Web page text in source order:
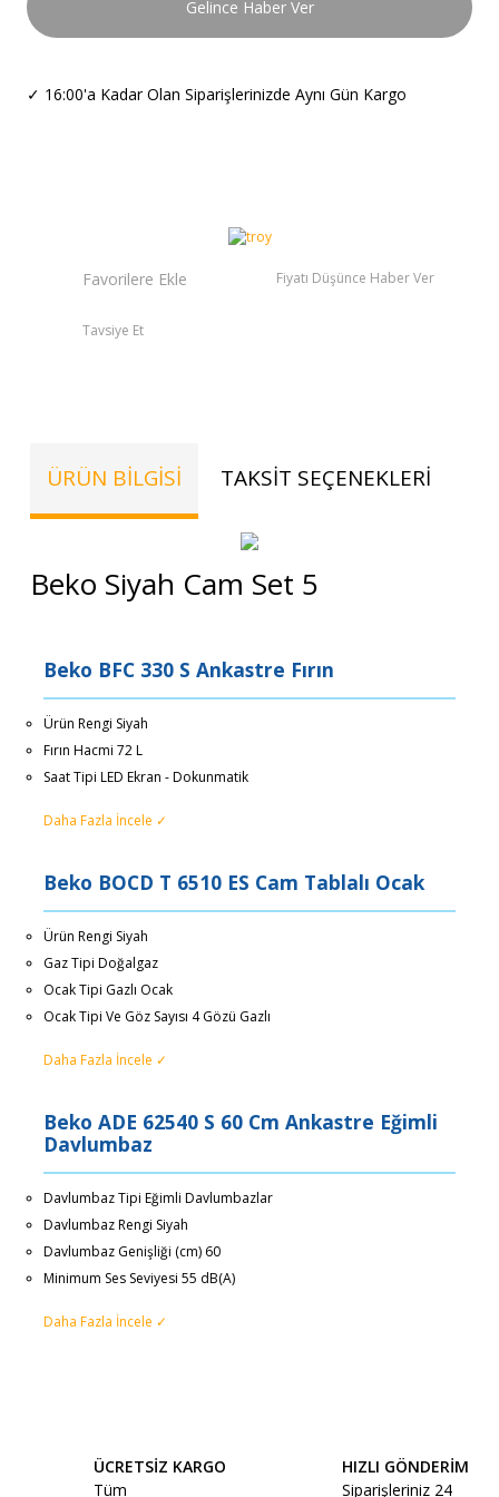
Gelince Haber Ver
✓ 16:00'a Kadar Olan Siparişlerinizde Aynı Gün Kargo
Fiyatı Düşünce Haber Ver
Tavsiye Et
ÜRÜN BILGISI TAKSIT SEÇENEKLERI
Beko Siyah Cam Set 5
Beko BFC 330 S Ankastre Fırın
Ürün Rengi Siyah
Fırın Hacmi 72 L
Saat Tipi LED Ekran - Dokunmatik
Daha Fazla İncele ✓
Beko BOCD T 6510 ES Cam Tablalı Ocak
Ürün Rengi Siyah
Gaz Tipi Doğalgaz
Ocak Tipi Gazlı Ocak
Ocak Tipi Ve Göz Sayısı 4 Gözü Gazlı
Daha Fazla İncele ✓
Beko ADE 62540 S 60 Cm Ankastre Eğimli
Davlumbaz
Davlumbaz Tipi Eğimli Davlumbazlar
Davlumbaz Rengi Siyah
Davlumbaz Genişliği (cm) 60
Minimum Ses Seviyesi 55 dB(A)
Daha Fazla İncele ✓
Yorum Yaz
Beyaz Eşya ve Televizyon gibi Büyük
Ürünler;
ÜCRETSİZ KARGO
Tüm
HIZLI GÖNDERİM
Siparişleriniz 24